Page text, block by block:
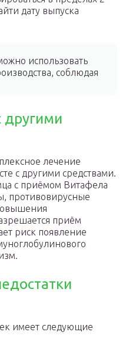
дату выпуска
использовать
соблюдая
другими
лечение
с другими средствами.
с приёмом Витафела
противовирусные
приём
риск появление
имеет следующие